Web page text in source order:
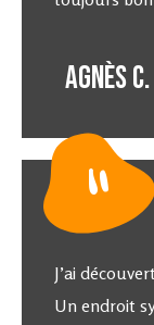
Agnès C.
"
J’ai
Un endroit